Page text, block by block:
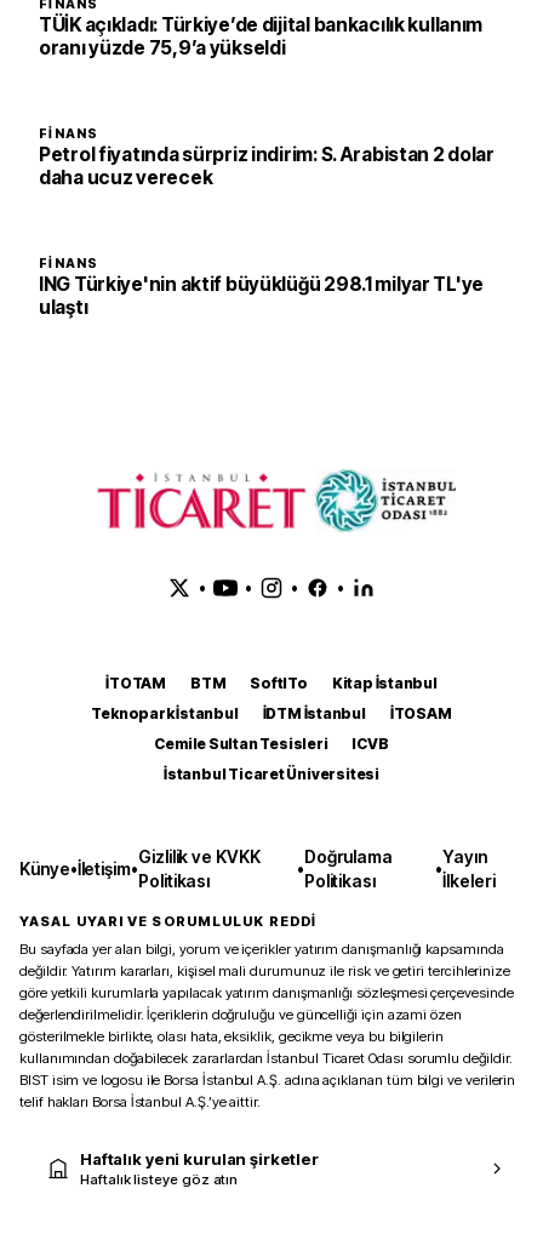
FINANS
TÜİK açıkladı: Türkiye’de dijital bankacılık kullanım
oranı yüzde 75,9’a yükseldi
FINANS
Petrol fiyatında sürpriz indirim: S. Arabistan 2 dolar
daha ucuz verecek
FINANS
ING Türkiye'nin aktif büyüklüğü 298.1 milyar TL'ye
ulaştı
• • • •
İTOTAM BTM SoftITo
Kitap İstanbul
Teknopark İstanbul
İDTM İstanbul
İTOSAM
Cemile Sultan Tesisleri
ICVB
İstanbul Ticaret Üniversitesi
Künye•İletişim•
Gizlilik ve KVKK
Politikası
•
Doğrulama
Politikası
•
Yayın
İlkeleri
YASAL UYARI VE SORUMLULUK REDDİ
Bu sayfada yer alan bilgi, yorum ve içerikler yatırım danışmanlığı kapsamında
değildir. Yatırım kararları, kişisel mali durumunuz ile risk ve getiri tercihlerinize
göre yetkili kurumlarla yapılacak yatırım danışmanlığı sözleşmesi çerçevesinde
değerlendirilmelidir. İçeriklerin doğruluğu ve güncelliği için azami özen
gösterilmekle birlikte, olası hata, eksiklik, gecikme veya bu bilgilerin
kullanımından doğabilecek zararlardan İstanbul Ticaret Odası sorumlu değildir.
BIST isim ve logosu ile Borsa İstanbul A.Ş. adına açıklanan tüm bilgi ve verilerin
telif hakları Borsa İstanbul A.Ş.’ye aittir.
Haftalık yeni kurulan şirketler
Haftalık listeye göz atın